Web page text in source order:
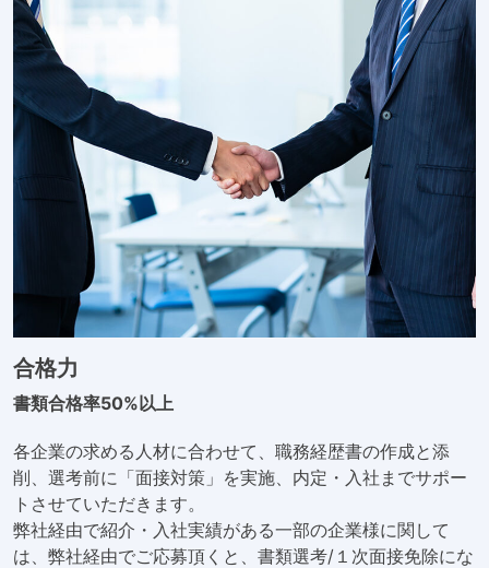
合格力
書類合格率50%以上
各企業の求める人材に合わせて、職務経歴書の作成と添
削、選考前に「面接対策」を実施、内定・入社までサポー
トさせていただきます。
弊社経由で紹介・入社実績がある一部の企業様に関して
は、弊社経由でご応募頂くと、書類選考/１次面接免除にな